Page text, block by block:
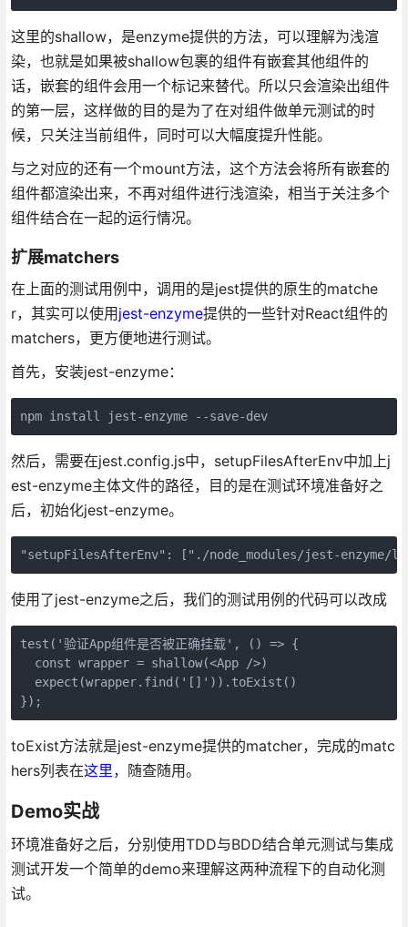
这里的shallow，是enzyme提供的方法，可以理解为浅渲
染，也就是如果被shallow包裹的组件有嵌套其他组件的
话，嵌套的组件会用一个标记来替代。所以只会渲染出组件
的第一层，这样做的目的是为了在对组件做单元测试的时
候，只关注当前组件，同时可以大幅度提升性能。
与之对应的还有一个mount方法，这个方法会将所有嵌套的
组件都渲染出来，不再对组件进行浅渲染，相当于关注多个
组件结合在一起的运行情况。
扩展matchers
在上面的测试用例中，调用的是jest提供的原生的matche
r，其实可以使用jest-enzyme提供的一些针对React组件的
matchers，更方便地进行测试。
首先，安装jest-enzyme：
npm install jest-enzyme --save-dev
然后，需要在jest.config.js中，setupFilesAfterEnv中加上j
est-enzyme主体文件的路径，目的是在测试环境准备好之
后，初始化jest-enzyme。
"setupFilesAfterEnv": ["./node_modules/jest-
使用了jest-enzyme之后，我们的测试用例的代码可以改成
test('验证App组件是否被正确挂载', () => {
  const wrapper = shallow(<App />)
  expect(wrapper.find('[]')).toExist()
});
toExist方法就是jest-enzyme提供的matcher，完成的matc
hers列表在这里，随查随用。
Demo实战
环境准备好之后，分别使用TDD与BDD结合单元测试与集成
测试开发一个简单的demo来理解这两种流程下的自动化测
试。